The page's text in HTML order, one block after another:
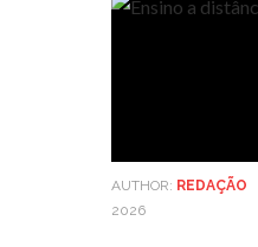
AUTHOR: REDAÇÃO
2026